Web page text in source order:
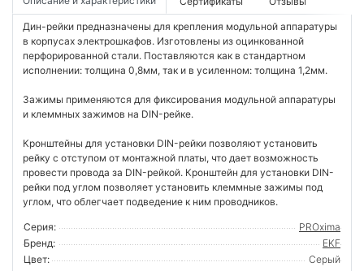
Дин-рейки предназначены для крепления модульной аппаратуры
в корпусах электрошкафов. Изготовлены из оцинкованной
перфорированной стали. Поставляются как в стандартном
исполнении: толщина 0,8мм, так и в усиленном: толщина 1,2мм.
Зажимы применяются для фиксирования модульной аппаратуры
и клеммных зажимов на DIN-рейке.
Кронштейны для установки DIN-рейки позволяют установить
рейку с отступом от монтажной платы, что дает возможность
провести провода за DIN-рейкой. Кронштейн для установки DIN-
рейки под углом позволяет установить клеммные зажимы под
углом, что облегчает подведение к ним проводников.
Серия:
PROxima
Бренд:
EKF
Цвет:
Серый